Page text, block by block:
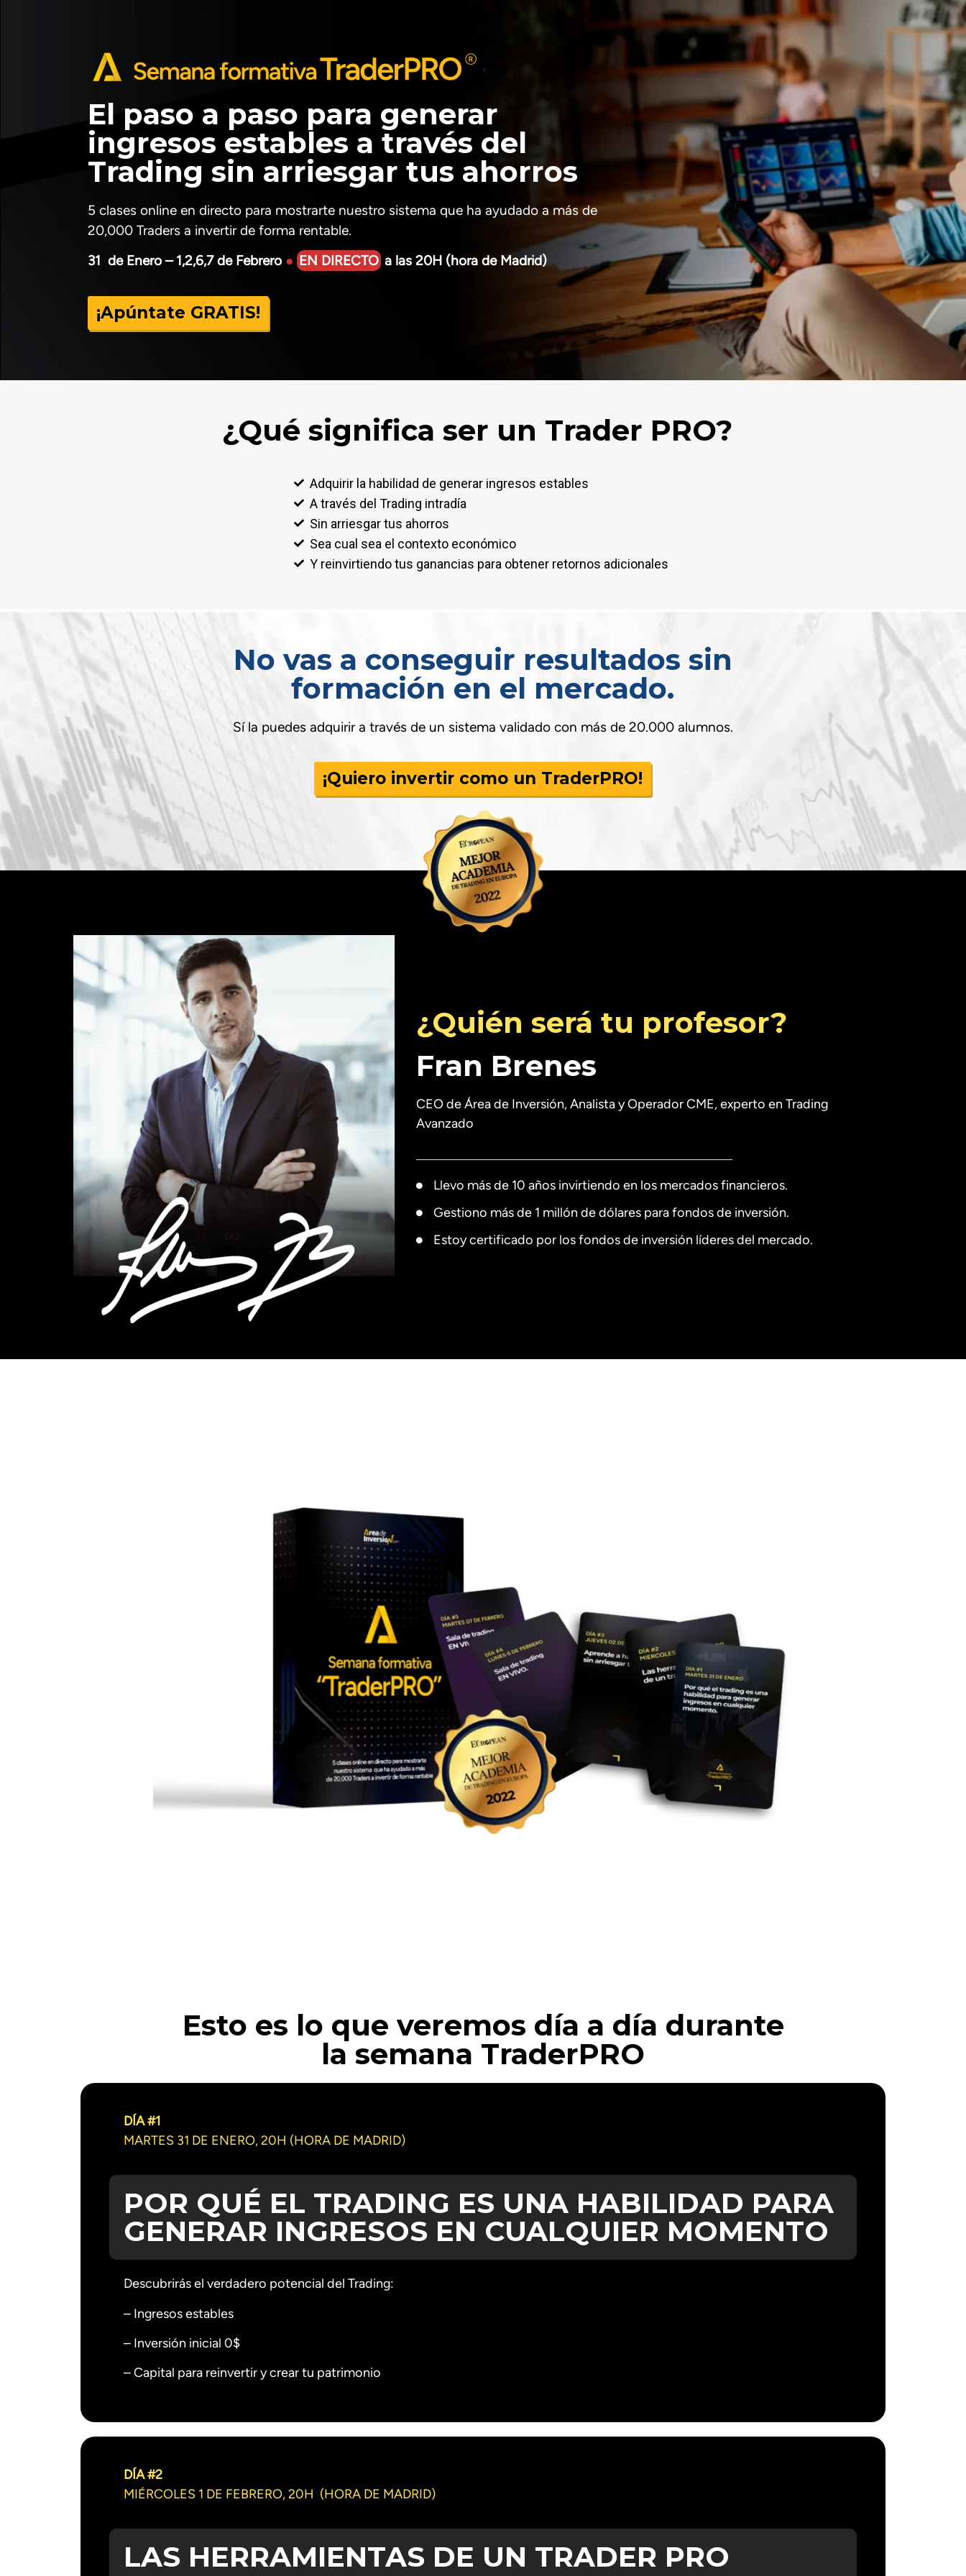
El paso a paso para generar
ingresos estables a través del
Trading sin arriesgar tus ahorros
5 clases online en directo para mostrarte nuestro sistema que ha ayudado a más de
20,000 Traders a invertir de forma rentable.
31 de Enero – 1,2,6,7 de Febrero ● EN DIRECTO a las 20H (hora de Madrid)
¡Apúntate GRATIS!
¿Qué significa ser un Trader PRO?
Adquirir la habilidad de generar ingresos estables
A través del Trading intradía
Sin arriesgar tus ahorros
Sea cual sea el contexto económico
Y reinvirtiendo tus ganancias para obtener retornos adicionales
No vas a conseguir resultados sin
formación en el mercado.
Sí la puedes adquirir a través de un sistema validado con más de 20.000 alumnos.
¡Quiero invertir como un TraderPRO!
¿Quién será tu profesor?
Fran Brenes
CEO de Área de Inversión, Analista y Operador CME, experto en Trading
Avanzado
Llevo más de 10 años invirtiendo en los mercados financieros.
Gestiono más de 1 millón de dólares para fondos de inversión.
Estoy certificado por los fondos de inversión líderes del mercado.
Esto es lo que veremos día a día durante
la semana TraderPRO
DÍA #1
MARTES 31 DE ENERO, 20H (HORA DE MADRID)
POR QUÉ EL TRADING ES UNA HABILIDAD PARA
GENERAR INGRESOS EN CUALQUIER MOMENTO
Descubrirás el verdadero potencial del Trading:
– Ingresos estables
– Inversión inicial 0$
– Capital para reinvertir y crear tu patrimonio
DÍA #2
MIÉRCOLES 1 DE FEBRERO, 20H (HORA DE MADRID)
LAS HERRAMIENTAS DE UN TRADER PRO